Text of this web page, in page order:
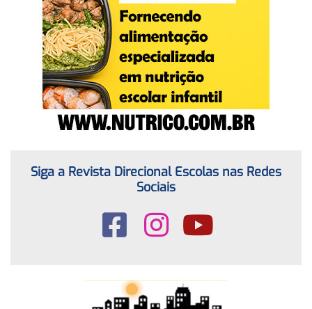
Siga a Revista Direcional Escolas nas Redes
Sociais